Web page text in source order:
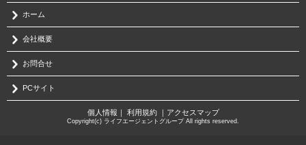
ホーム
会社概要
お問合せ
PCサイト
個人情報 ｜ 利用規約｜ アクセスマップ
Copyright(c) ライフエージェントグループ All rights reserved.